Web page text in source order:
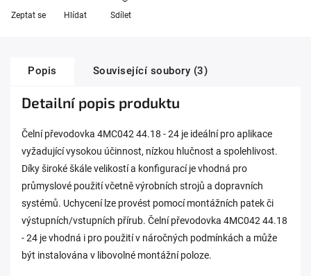
Zeptat se Hlídat Sdílet
Popis Související soubory (3)
Detailní popis produktu
Čelní převodovka 4MC042 44.18 - 24 je ideální pro aplikace
vyžadující vysokou účinnost, nízkou hlučnost a spolehlivost.
Díky široké škále velikostí a konfigurací je vhodná pro
průmyslové použití včetně výrobních strojů a dopravních
systémů. Uchycení lze provést pomocí montážních patek či
výstupních/vstupních přírub. Čelní převodovka 4MC042 44.18
- 24 je vhodná i pro použití v náročných podmínkách a může
být instalována v libovolné montážní poloze.